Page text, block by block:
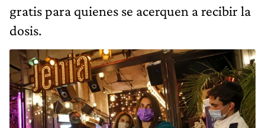
gratis para quienes se acerquen a recibir la
dosis.